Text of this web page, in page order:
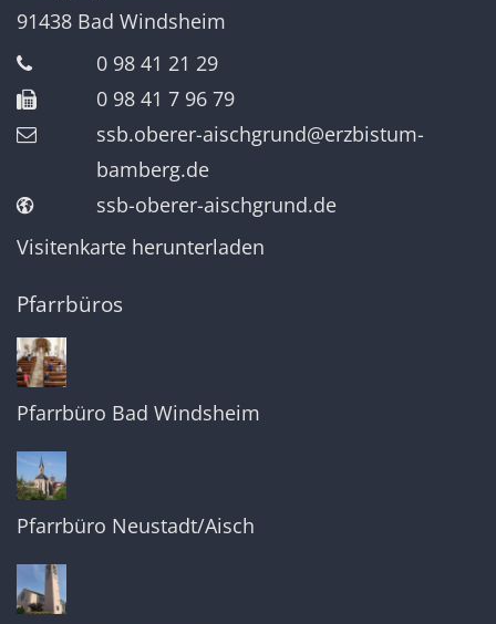
91438 Bad Windsheim
0 98 41 21 29
0 98 41 7 96 79
ssb.oberer-aischgrund@erzbistum-
bamberg.de
ssb-oberer-aischgrund.de
Visitenkarte herunterladen
Pfarrbüros
Pfarrbüro Bad Windsheim
Pfarrbüro Neustadt/Aisch